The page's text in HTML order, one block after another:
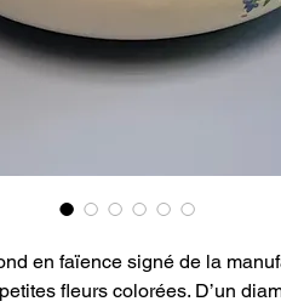
en faïence signé de la
fleurs colorées. D’un